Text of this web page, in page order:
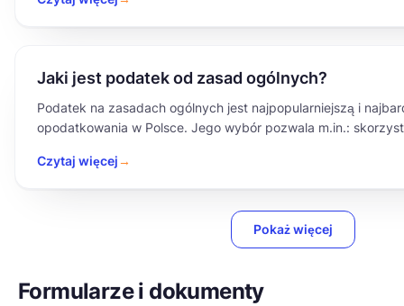
Jaki jest podatek od zasad ogólnych?
Podatek na zasadach ogólnych jest najpopularniejszą i
opodatkowania w Polsce. Jego wybór pozwala m.in.:
Czytaj więcej→
Pokaż więcej
Formularze i dokumenty